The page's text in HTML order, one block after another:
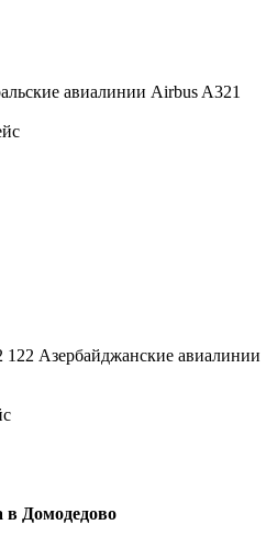
авиалинии Airbus A321
122 Азербайджанские авиалинии
в Домодедово